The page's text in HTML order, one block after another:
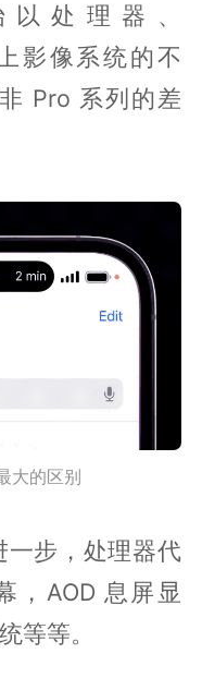
以处理器、
影像系统的不
Pro 系列的差
大的区别
步，处理器代
，AOD 息屏显
等等。